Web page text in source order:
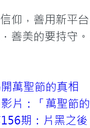
仰，善用新平
善美的要持守
萬聖節的真相
片：「萬聖節
期：片黑之後